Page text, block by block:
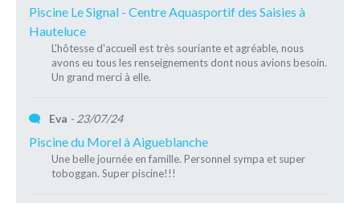
Piscine Le Signal - Centre Aquasportif des Saisies à
Hauteluce
L'hôtesse d'accueil est très souriante et agréable, nous
avons eu tous les renseignements dont nous avions besoin.
Un grand merci à elle.
Eva - 23/07/24
Piscine du Morel à Aigueblanche
Une belle journée en famille. Personnel sympa et super
toboggan. Super piscine!!!